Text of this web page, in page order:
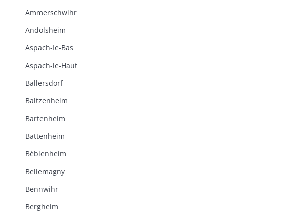
Ammerschwihr
Andolsheim
Aspach-Ie-Bas
Aspach-le-Haut
Ballersdorf
Baltzenheim
Bartenheim
Battenheim
Béblenheim
Bellemagny
Bennwihr
Bergheim